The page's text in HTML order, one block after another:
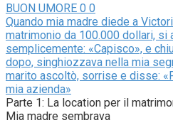
BUON UMORE 0 0
Quando mia madre diede a
matrimonio da 100.000 dollari,
semplicemente: «Capisco», e
dopo, singhiozzava nella mia
marito ascoltò, sorrise e disse:
mia azienda»
Parte 1: La location per il
Mia madre sembrava